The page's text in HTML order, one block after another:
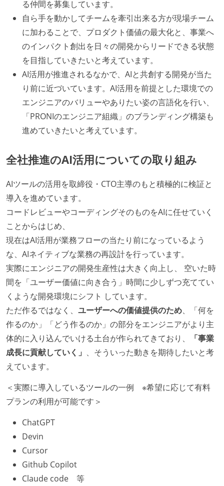
る仲間を募集しています。
自ら手を動かしてチームを牽引出来る方が現場チーム
に加わることで、プロダクト価値の最大化と、事業へ
のインパクト創出を日々の開発からリードできる状態
を目指していきたいと考えています。
AI活用が推進されるなかで、AIと共創する開発が当た
り前に近づいています。AI活用を前提とした環境での
エンジニアのバリューやありたい姿の言語化を行い、
「PRONIのエンジニア組織」のブランディング構築も
進めていきたいと考えています。
全社推進のAI活用についての取り組み
AIツールの活用を取締役・CTO主導のもと積極的に検証と
導入を進めています。
コードレビューやコーディングそのものをAIに任せていく
ことからはじめ、
現在はAI活用が業務フローの当たり前になっているよう
な、AIネイティブな業務の再設計を行っています。
実際にエンジニアの開発生産性は大きく向上し、 空いた時
間を「ユーザー価値に向き合う」時間に少しずつ充ててい
くような開発環境にシフト しています。
ただ作るではなく、 ユーザーへの価値提供のため、「何を
作るのか」「どう作るのか」の部分をエンジニアがより主
体的に入り込んでいける土台が作られてきており、
「事業
成長に貢献していく」 、そういった動きを期待したいと考
えています。
＜実際に導入しているツールの一例 ※希望に応じて有料
プランの利用が可能です＞
ChatGPT
Devin
Cursor
Github Copilot
Claude code 等